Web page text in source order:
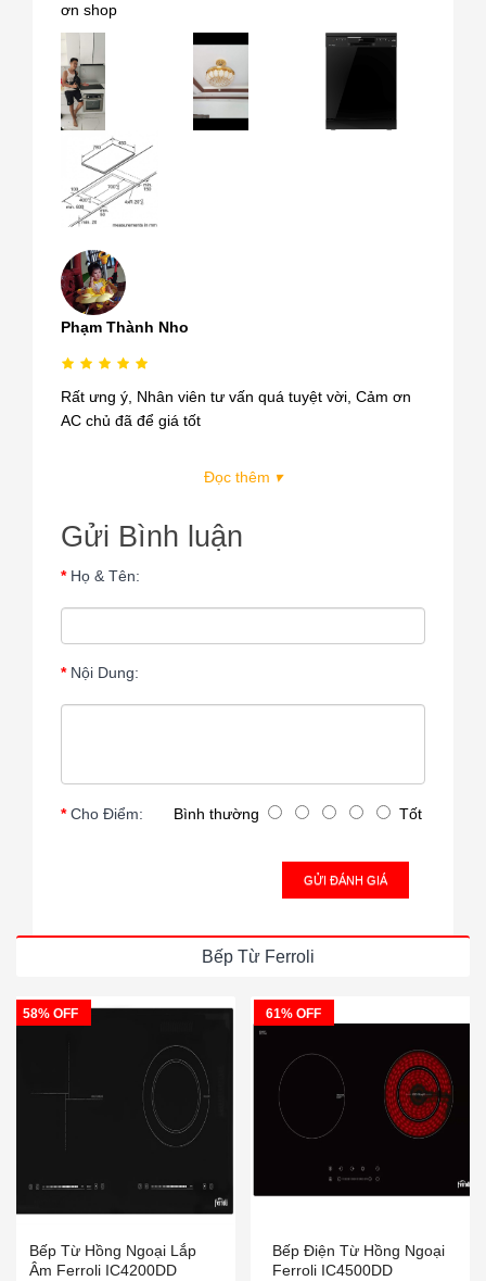
ơn shop
Phạm Thành Nho
Rất ưng ý, Nhân viên tư vấn quá tuyệt vời, Cảm ơn
AC chủ đã để giá tốt
Đọc thêm ▾
Gửi Bình luận
Họ & Tên:
Nội Dung:
Cho Điểm: Bình thường Tốt
GỬI ĐÁNH GIÁ
Bếp Từ Ferroli
58% OFF
Bếp Từ Hồng Ngoại Lắp
Âm Ferroli IC4200DD
61% OFF
Bếp Điện Từ Hồng Ngoại
Ferroli IC4500DD